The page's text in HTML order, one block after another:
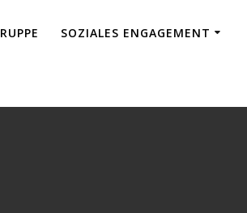
SOZIALES ENGAGEMENT